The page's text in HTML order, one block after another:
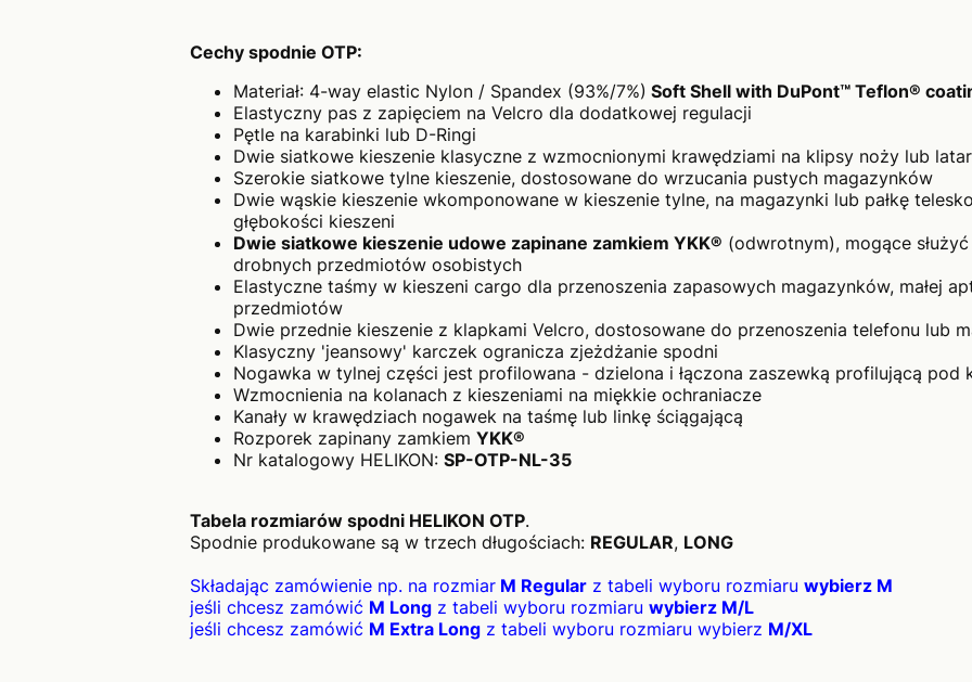
Cechy spodnie OTP:
Materiał: 4-way elastic Nylon / Spandex (93%/7%) Soft Shell with DuPont™ Teflon®
Elastyczny pas z zapięciem na Velcro dla dodatkowej regulacji
Pętle na karabinki lub D-Ringi
Dwie siatkowe kieszenie klasyczne z wzmocnionymi krawędziami na klipsy noży lub
Szerokie siatkowe tylne kieszenie, dostosowane do wrzucania pustych magazynków
Dwie wąskie kieszenie wkomponowane w kieszenie tylne, na magazynki lub pałkę
głębokości kieszeni
Dwie siatkowe kieszenie udowe zapinane zamkiem YKK® (odwrotnym), mogące
drobnych przedmiotów osobistych
Elastyczne taśmy w kieszeni cargo dla przenoszenia zapasowych magazynków, małej
przedmiotów
Dwie przednie kieszenie z klapkami Velcro, dostosowane do przenoszenia telefonu lub
Klasyczny 'jeansowy' karczek ogranicza zjeżdżanie spodni
Nogawka w tylnej części jest profilowana - dzielona i łączona zaszewką profilującą pod
Wzmocnienia na kolanach z kieszeniami na miękkie ochraniacze
Kanały w krawędziach nogawek na taśmę lub linkę ściągającą
Rozporek zapinany zamkiem YKK®
Nr katalogowy HELIKON: SP-OTP-NL-35
Tabela rozmiarów spodni HELIKON OTP.
Spodnie produkowane są w trzech długościach: REGULAR, LONG
Składając zamówienie np. na rozmiarM Regularz tabeli wyboru rozmiaru wybierz M
jeśli chcesz zamówić M Longz tabeli wyboru rozmiaru wybierz M/L
jeśli chcesz zamówić M Extra Longz tabeli wyboru rozmiaru wybierz M/XL